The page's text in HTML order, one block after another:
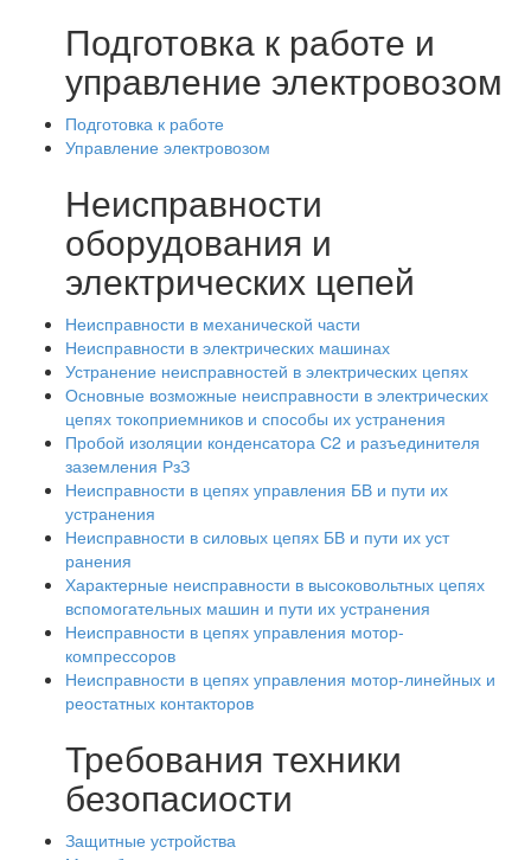
Подготовка к работе и
управление электровозом
Подготовка к работе
Управление электровозом
Неисправности
оборудования и
электрических цепей
Неисправности в механической части
Неисправности в электрических машинах
Устранение неисправностей в электрических цепях
Основные возможные неисправности в электрических
цепях токоприемников и способы их устранения
Пробой изоляции конденсатора С2 и разъединителя
заземления РзЗ
Неисправности в цепях управления БВ и пути их
устранения
Неисправности в силовых цепях БВ и пути их уст
ранения
Характерные неисправности в высоковольтных цепях
вспомогательных машин и пути их устранения
Неисправности в цепях управления мотор-
компрессоров
Неисправности в цепях управления мотор-линейных и
реостатных контакторов
Требования техники
безопасиости
Защитные устройства